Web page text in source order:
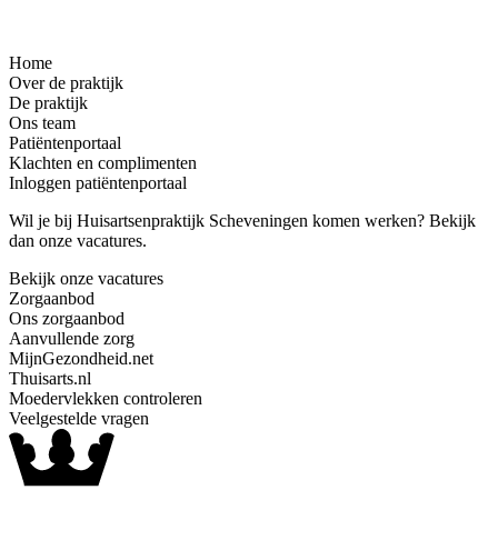
Home
Over de praktijk
De praktijk
Ons team
Patiëntenportaal
Klachten en complimenten
Inloggen patiëntenportaal
Wil je bij Huisartsenpraktijk Scheveningen komen werken? Bekijk
dan onze vacatures.
Bekijk onze vacatures
Zorgaanbod
Ons zorgaanbod
Aanvullende zorg
MijnGezondheid.net
Thuisarts.nl
Moedervlekken controleren
Veelgestelde vragen